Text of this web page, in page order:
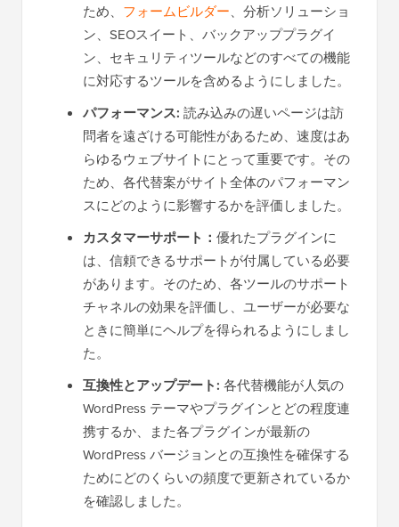
ため、 フォームビルダー、分析ソリューショ
ン、SEOスイート、バックアッププラグイ
ン、セキュリティツールなどのすべての機能
に対応するツールを含めるようにしました。
パフォーマンス: 読み込みの遅いページは訪
問者を遠ざける可能性があるため、速度はあ
らゆるウェブサイトにとって重要です。その
ため、各代替案がサイト全体のパフォーマン
スにどのように影響するかを評価しました。
カスタマーサポート： 優れたプラグインに
は、信頼できるサポートが付属している必要
があります。そのため、各ツールのサポート
チャネルの効果を評価し、ユーザーが必要な
ときに簡単にヘルプを得られるようにしまし
た。
互換性とアップデート: 各代替機能が人気の
WordPress テーマやプラグインとどの程度連
携するか、また各プラグインが最新の
WordPress バージョンとの互換性を確保する
ためにどのくらいの頻度で更新されているか
を確認しました。